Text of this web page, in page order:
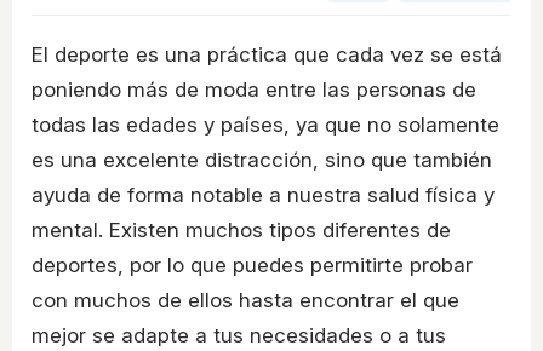
El deporte es una práctica que cada vez se está
poniendo más de moda entre las personas de
todas las edades y países, ya que no solamente
es una excelente distracción, sino que también
ayuda de forma notable a nuestra salud física y
mental. Existen muchos tipos diferentes de
deportes, por lo que puedes permitirte probar
con muchos de ellos hasta encontrar el que
mejor se adapte a tus necesidades o a tus